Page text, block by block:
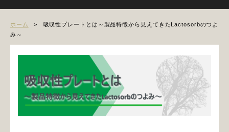
ホーム
吸収性プレートとは～製品特徴から見えてきたLactosorbのつよ
み～